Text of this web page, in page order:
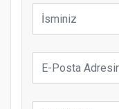
Samsun
Etkinliği